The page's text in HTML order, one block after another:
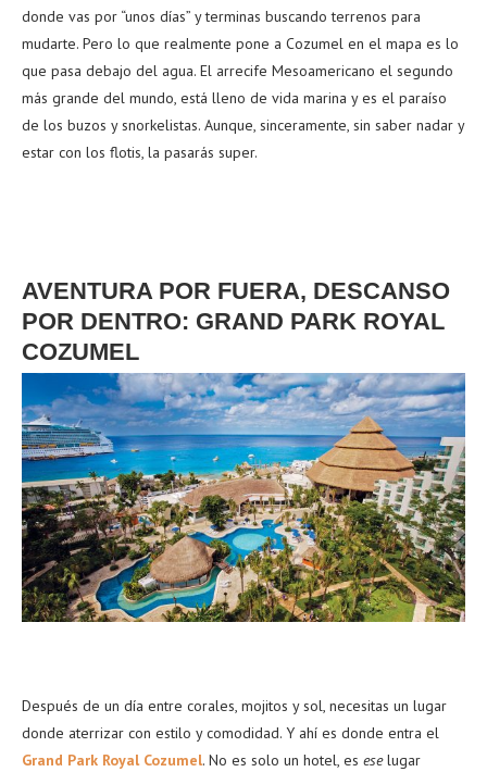
donde vas por “unos días” y terminas buscando terrenos para
mudarte. Pero lo que realmente pone a Cozumel en el mapa es lo
que pasa debajo del agua. El arrecife Mesoamericano el segundo
más grande del mundo, está lleno de vida marina y es el paraíso
de los buzos y snorkelistas. Aunque, sinceramente, sin saber nadar y
estar con los flotis, la pasarás super.
AVENTURA POR FUERA, DESCANSO
POR DENTRO: GRAND PARK ROYAL
COZUMEL
Después de un día entre corales, mojitos y sol, necesitas un lugar
donde aterrizar con estilo y comodidad. Y ahí es donde entra el
Grand Park Royal Cozumel. No es solo un hotel, es eselugar